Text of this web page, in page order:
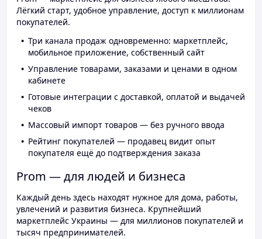
Лёгкий старт, удобное управление, доступ к миллионам
покупателей.
Три канала продаж одновременно: маркетплейс,
мобильное приложение, собственный сайт
Управление товарами, заказами и ценами в одном
кабинете
Готовые интеграции с доставкой, оплатой и выдачей
чеков
Массовый импорт товаров — без ручного ввода
Рейтинг покупателей — продавец видит опыт
покупателя ещё до подтверждения заказа
Prom — для людей и бизнеса
Каждый день здесь находят нужное для дома, работы,
увлечений и развития бизнеса. Крупнейший
маркетплейс Украины — для миллионов покупателей и
тысяч предпринимателей.